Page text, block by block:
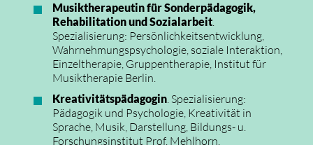
Musiktherapeutin für Sonderpädagogik,
Rehabilitation und Sozialarbeit.
Spezialisierung: Persönlichkeitsentwicklung,
Wahrnehmungspsychologie, soziale Interaktion,
Einzeltherapie, Gruppentherapie, Institut für
Musiktherapie Berlin.
Kreativitätspädagogin. Spezialisierung:
Pädagogik und Psychologie, Kreativität in
Sprache, Musik, Darstellung, Bildungs- u.
Forschungsinstitut Prof. Mehlhorn.